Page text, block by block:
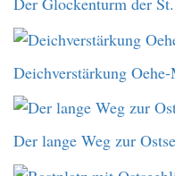
Deichverstärkung
Der lange Weg zur